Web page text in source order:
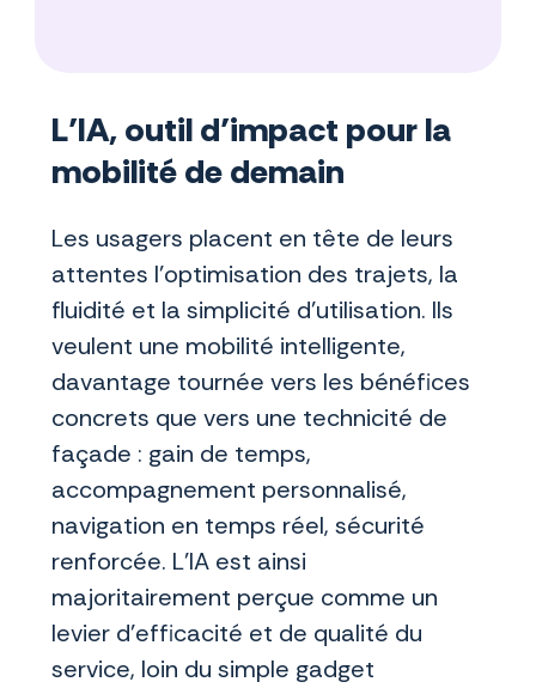
L’IA, outil d’impact pour la
mobilité de demain
Les usagers placent en tête de leurs
attentes l’optimisation des trajets, la
fluidité et la simplicité d’utilisation. Ils
veulent une mobilité intelligente,
davantage tournée vers les bénéfices
concrets que vers une technicité de
façade : gain de temps,
accompagnement personnalisé,
navigation en temps réel, sécurité
renforcée. L’IA est ainsi
majoritairement perçue comme un
levier d’efficacité et de qualité du
service, loin du simple gadget